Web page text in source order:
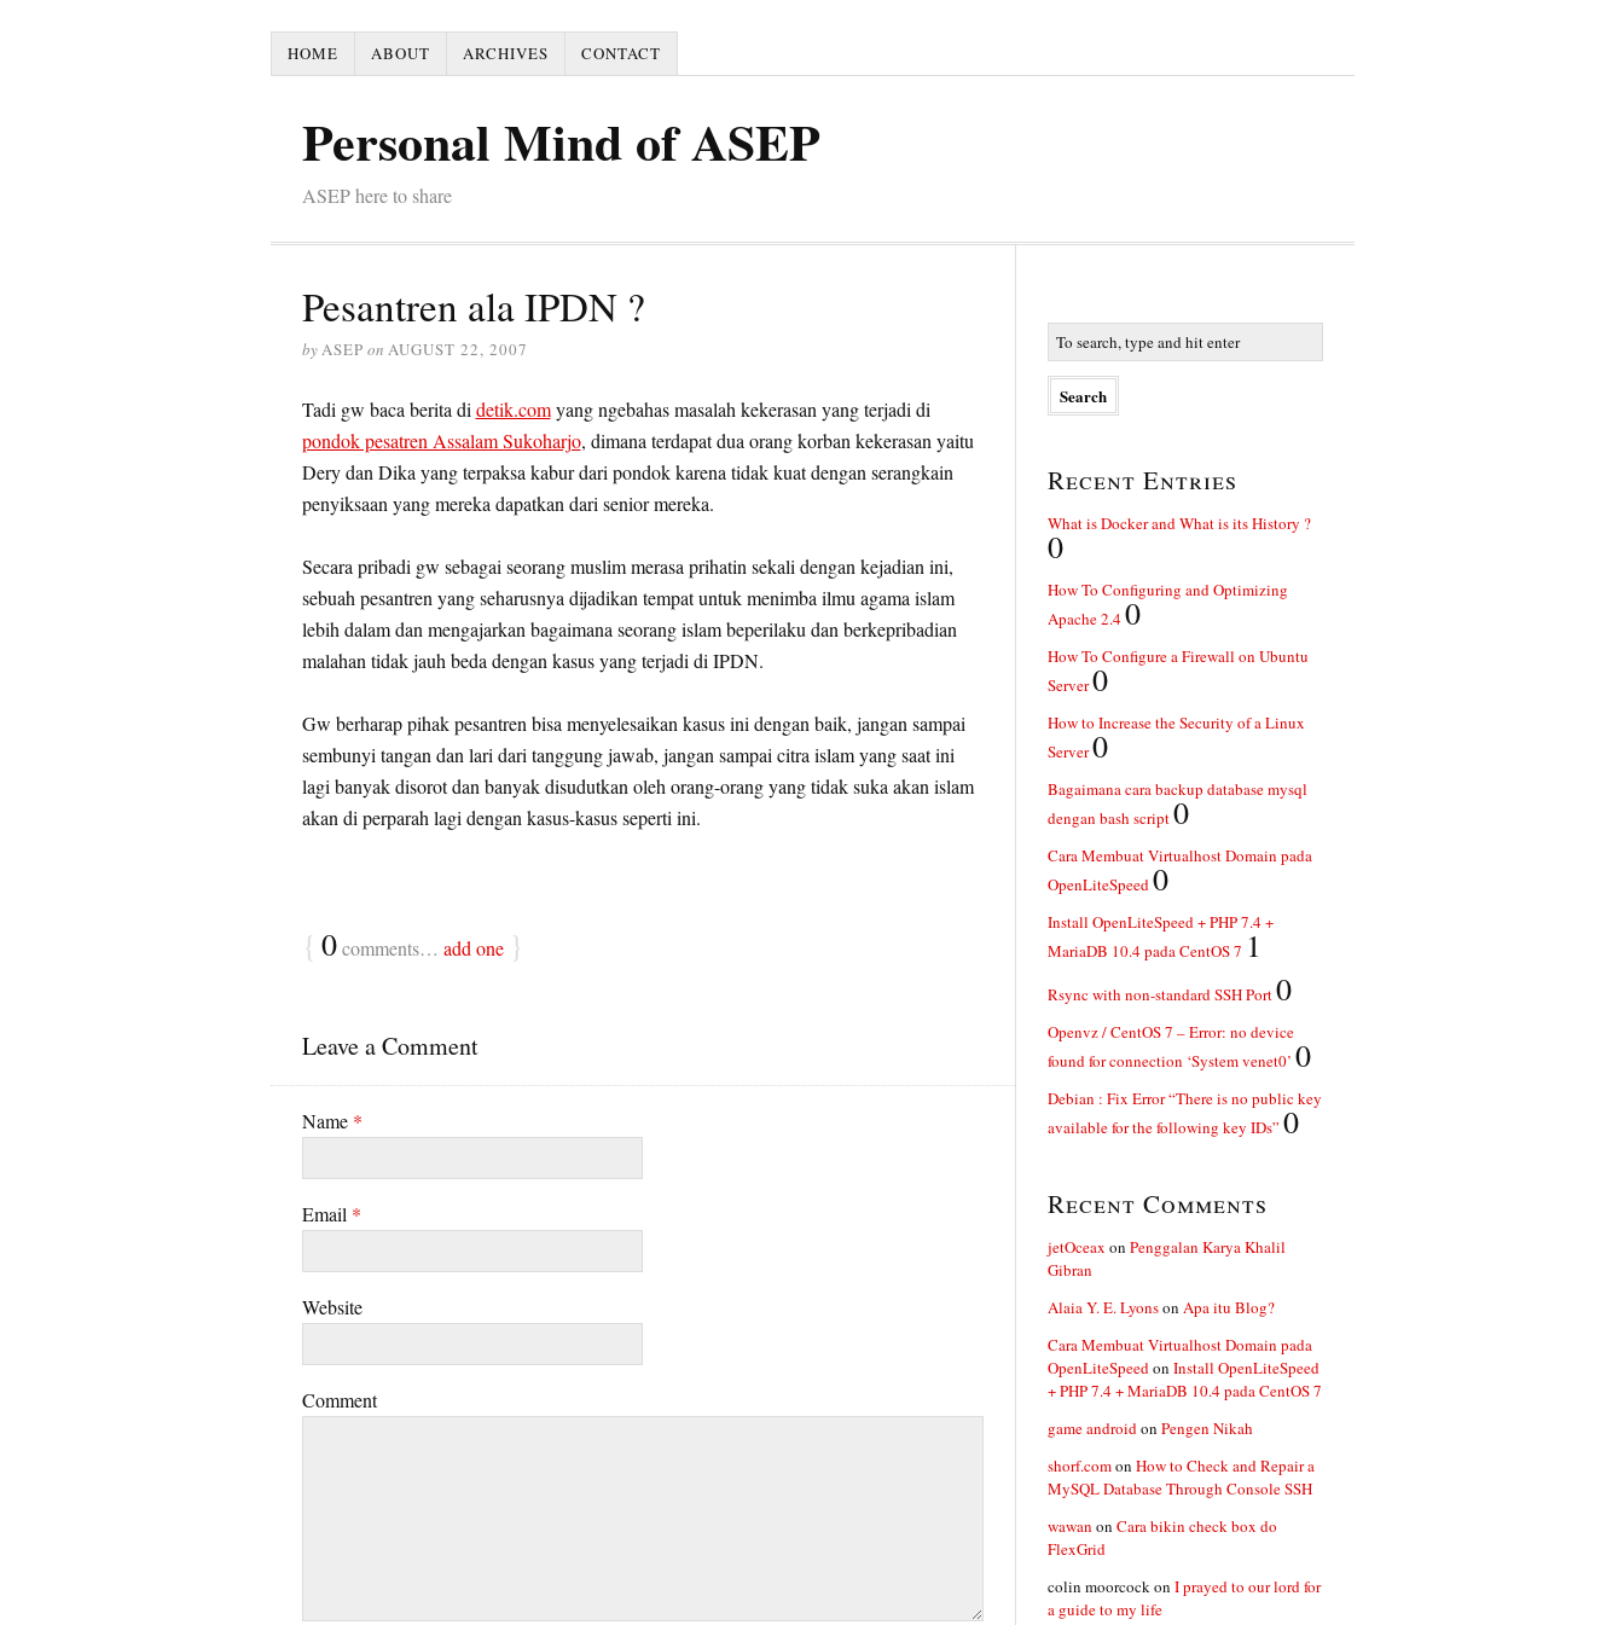
HOME ABOUT ARCHIVES CONTACT
Personal Mind of ASEP
ASEP here to share
Pesantren ala IPDN ?
byASEP on AUGUST 22, 2007
Tadi gw baca berita di detik.comyang ngebahas masalah kekerasan yang terjadi di
pondok pesatren Assalam Sukoharjo, dimana terdapat dua orang korban kekerasan yaitu
Dery dan Dika yang terpaksa kabur dari pondok karena tidak kuat dengan serangkain
penyiksaan yang mereka dapatkan dari senior mereka.
Secara pribadi gw sebagai seorang muslim merasa prihatin sekali dengan kejadian ini,
sebuah pesantren yang seharusnya dijadikan tempat untuk menimba ilmu agama islam
lebih dalam dan mengajarkan bagaimana seorang islam beperilaku dan berkepribadian
malahan tidak jauh beda dengan kasus yang terjadi di IPDN.
Gw berharap pihak pesantren bisa menyelesaikan kasus ini dengan baik, jangan sampai
sembunyi tangan dan lari dari tanggung jawab, jangan sampai citra islam yang saat ini
lagi banyak disorot dan banyak disudutkan oleh orang-orang yang tidak suka akan islam
akan di perparah lagi dengan kasus-kasus seperti ini.
{ 0comments… add one }
Leave a Comment
Name *
Email *
Website
Comment
Recent Entries
What is Docker and What is its History ?
0
How To Configuring and Optimizing
Apache 2.40
How To Configure a Firewall on Ubuntu
Server0
How to Increase the Security of a Linux
Server0
Bagaimana cara backup database mysql
dengan bash script0
Cara Membuat Virtualhost Domain pada
OpenLiteSpeed0
Install OpenLiteSpeed + PHP 7.4 +
MariaDB 10.4 pada CentOS 7 1
Rsync with non-standard SSH Port0
Openvz / CentOS 7 – Error: no device
found for connection ‘System venet0’ 0
Debian : Fix Error “There is no public key
available for the following key IDs” 0
Recent Comments
jetOceax on Penggalan Karya Khalil
Gibran
Alaia Y. E. Lyonson Apa itu Blog?
Cara Membuat Virtualhost Domain pada
OpenLiteSpeedon Install OpenLiteSpeed
+ PHP 7.4 + MariaDB 10.4 pada CentOS 7
game androidon Pengen Nikah
shorf.comon How to Check and Repair a
MySQL Database Through Console SSH
wawan on Cara bikin check box do
FlexGrid
colin moorcockon I prayed to our lord for
a guide to my life